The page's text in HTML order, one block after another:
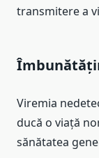
transmitere a
Viremia
ducă o viață
sănătatea